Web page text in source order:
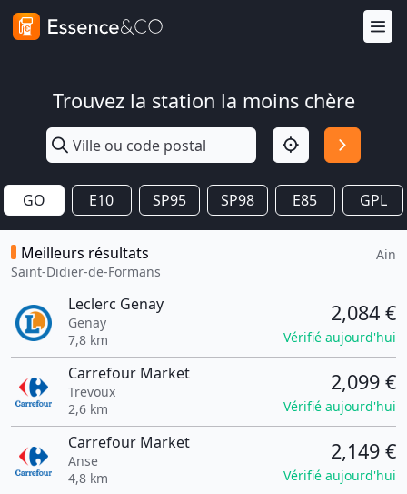
Trouvez la station la moins chère
GO E10 SP95 SP98 E85 GPL
Meilleurs résultats
Saint-Didier-de-Formans
Ain
Leclerc Genay
Genay
7,8 km
2,084 €
Vérifié aujourd'hui
Carrefour Market
Trevoux
2,6 km
2,099 €
Vérifié aujourd'hui
Carrefour Market
Anse
4,8 km
2,149 €
Vérifié aujourd'hui